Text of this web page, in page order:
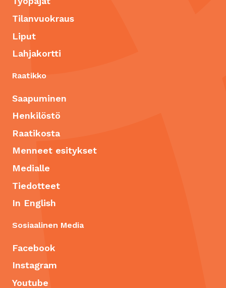
Tilanvuokraus
Liput
Lahjakortti
Raatikko
Saapuminen
Henkilöstö
Raatikosta
Menneet esitykset
Medialle
Tiedotteet
In English
Sosiaalinen Media
Facebook
Instagram
Youtube